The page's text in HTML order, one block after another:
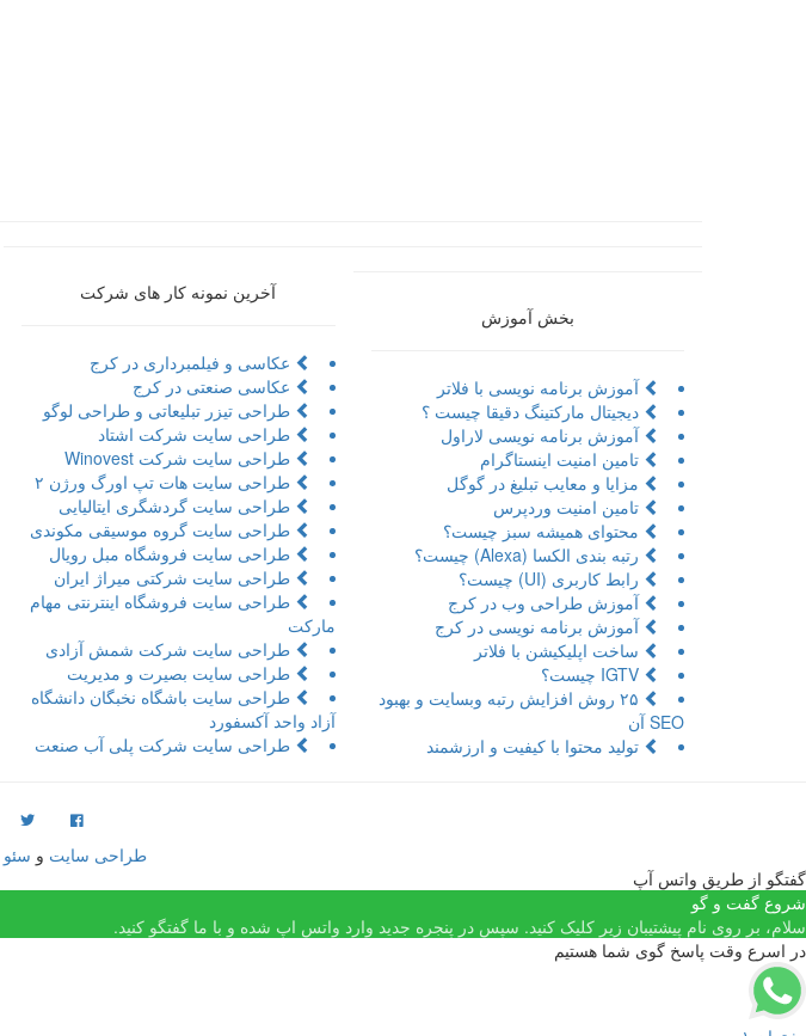
آخرین نمونه کار های شرکت
عکاسی و فیلمبرداری در کرج
عکاسی صنعتی در کرج
طراحی تیزر تبلیعاتی و طراحی لوگو
طراحی سایت شرکت اشتاد
طراحی سایت شرکت Winovest
طراحی سایت هات تپ اورگ ورژن ۲
طراحی سایت گردشگری ایتالیایی
طراحی سایت گروه موسیقی مکوندی
طراحی سایت فروشگاه مبل رویال
طراحی سایت شرکتی میراژ ایران
طراحی سایت فروشگاه اینترنتی مهام
مارکت
طراحی سایت شرکت شمش آزادی
طراحی سایت بصیرت و مدیریت
طراحی سایت باشگاه نخبگان دانشگاه
آزاد واحد آکسفورد
طراحی سایت شرکت پلی آب صنعت
بخش آموزش
آموزش برنامه نویسی با فلاتر
دیجیتال مارکتینگ دقیقا چیست ؟
آموزش برنامه نویسی لاراول
تامین امنیت اینستاگرام
مزایا و معایب تبلیغ در گوگل
تامین امنیت وردپرس
محتوای همیشه سبز چیست؟
رتبه بندی الکسا (Alexa) چیست؟
رابط کاربری (UI) چیست؟
آموزش طراحی وب در کرج
آموزش برنامه نویسی در کرج
ساخت اپلیکیشن با فلاتر
۲۵ روش افزایش رتبه وبسایت و بهبود
SEO آن
تولید محتوا با کیفیت و ارزشمند
طراحی سایت و سئو
گفتگو از طریق واتس آپ
شروع گفت و گو
سلام، بر روی نام پیشتیبان زیر کلیک کنید. سپس در پنجره جدید وارد واتس اپ شده و با ما گفتگو کنید.
در اسرع وقت پاسخ گوی شما هستیم